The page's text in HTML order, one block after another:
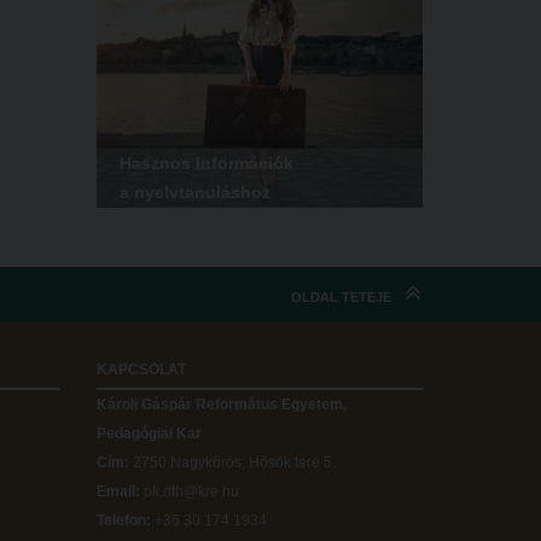
OLDAL TETEJE
KAPCSOLAT
Károli Gáspár Református Egyetem,
Pedagógiai Kar
Cím: 2750 Nagykőrös, Hősök tere 5.
Email: pk.dth@kre.hu
Telefon: +36 30 174 1934